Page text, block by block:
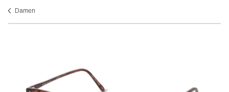
Damen